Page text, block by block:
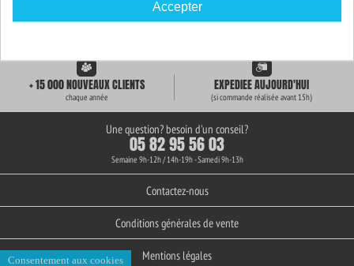
LIVRAISON GRATUITE + de 3000 REFERENCES
+ 15 000 NOUVEAUX CLIENTS
chaque année
EXPEDIEE AUJOURD'HUI
(si commande réalisée avant 15h)
Une question? besoin d'un conseil?
05 82 95 56 03
Semaine 9h-12h / 14h-19h - Samedi 9h-13h
Contactez-nous
Conditions générales de vente
Mentions légales
Accepter
Consentement aux cookies